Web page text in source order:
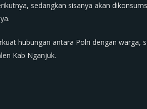
sedangkan sisanya akan
hubungan antara Polri dengan warga,
Kab Nganjuk.